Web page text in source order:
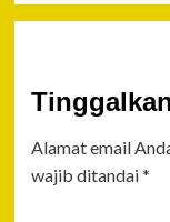
Alamat email
wajib ditandai*